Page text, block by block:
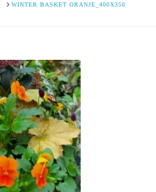
WINTER BASKET ORANJE_400X350